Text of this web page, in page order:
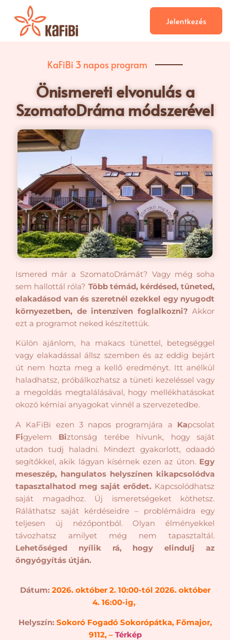
Jelentkezés
KaFiBi 3 napos program
Önismereti elvonulás a
SzomatoDráma módszerével
Ismered már a SzomatoDrámát? Vagy még soha
sem hallottál róla? Több témád, kérdésed, tüneted,
elakadásod van és szeretnél ezekkel egy nyugodt
környezetben, de intenzíven foglalkozni? Akkor
ezt a programot neked készítettük.
Külön ajánlom, ha makacs tünettel, betegséggel
vagy elakadással állsz szemben és az eddig bejárt
út nem hozta meg a kellő eredményt. Itt anélkül
haladhatsz, próbálkozhatsz a tüneti kezeléssel vagy
a megoldás megtalálásával, hogy mellékhatásokat
okozó kémiai anyagokat vinnél a szervezetedbe.
A KaFiBi ezen 3 napos programjára a Kapcsolat
Figyelem Biztonság terébe hívunk, hogy saját
utadon tudj haladni. Mindezt gyakorlott, odaadó
segítőkkel, akik lágyan kísérnek ezen az úton. Egy
meseszép, hangulatos helyszínen kikapcsolódva
tapasztalhatod meg saját erődet. Kapcsolódhatsz
saját magadhoz. Új ismeretségeket köthetsz.
Ráláthatsz saját kérdéseidre – problémáidra egy
teljesen új nézőpontból. Olyan élményekkel
távozhatsz amilyet még nem tapasztaltál.
Lehetőséged nyílik rá, hogy elindulj az
öngyógyítás útján.
Dátum: 2026. október 2. 10:00-tól 2026. október
4. 16:00-ig,
Helyszín:Sokoró Fogadó Sokorópátka, Főmajor,
9112, – Térkép